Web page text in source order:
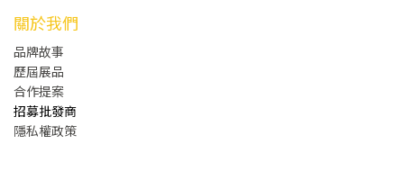
關於我們
品牌故事
歷屆展品
合作提案
招募批發商
隱私權政策